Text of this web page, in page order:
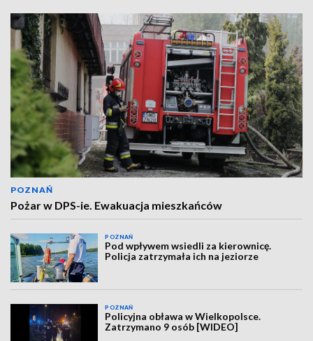
POZNAŃ
Pożar w DPS-ie. Ewakuacja mieszkańców
POZNAŃ
Pod wpływem wsiedli za kierownicę.
Policja zatrzymała ich na jeziorze
POZNAŃ
Policyjna obława w Wielkopolsce.
Zatrzymano 9 osób [WIDEO]